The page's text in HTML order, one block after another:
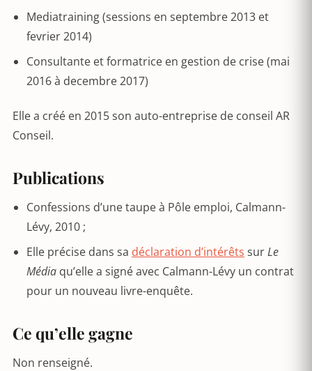
Mediatraining (sessions en septembre 2013 et
fevrier 2014)
Consultante et formatrice en gestion de crise (mai
2016 à decembre 2017)
Elle a créé en 2015 son auto-entreprise de conseil AR
Conseil.
Publications
Confessions d’une taupe à Pôle emploi, Calmann-
Lévy, 2010 ;
Elle précise dans sa déclaration d’intérêts surLe
Média qu’elle a signé avec Calmann-Lévy un contrat
pour un nouveau livre-enquête.
Ce qu’elle gagne
Non renseigné.